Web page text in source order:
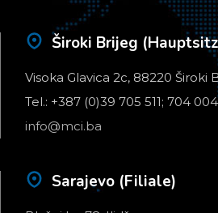
Široki Brijeg
Visoka Glavica 2c, 88220 Široki
Tel.: +387 (0)39 705 511; 704 004
info@mci.ba
Sarajevo (Filiale)